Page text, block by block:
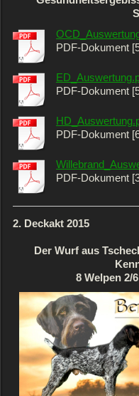
PDF-Dokument
PDF-Dokument
PDF-Dokument
PDF-Dokument
2. Deckakt 2015
Der Wurf aus
8 Welpen 2/